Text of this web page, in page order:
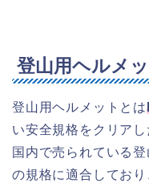
登山用ヘルメ
登山用ヘルメットとは
い安全規格をクリアし
国内で売られている
の規格に適合しており